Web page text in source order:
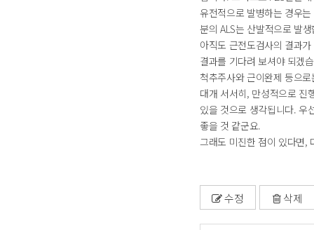
유전적으로 발병하는 경우
분의 ALS는 산발적으로 발
아직도 근전도검사의 결과
결과를 기다려 보셔야 되겠
척추주사와 근이완제 등으
대개 서서히, 만성적으로 진
있을 것으로 생각됩니다. 우
좋을 것 같군요.
그래도 미진한 점이 있다면,
수정 삭제